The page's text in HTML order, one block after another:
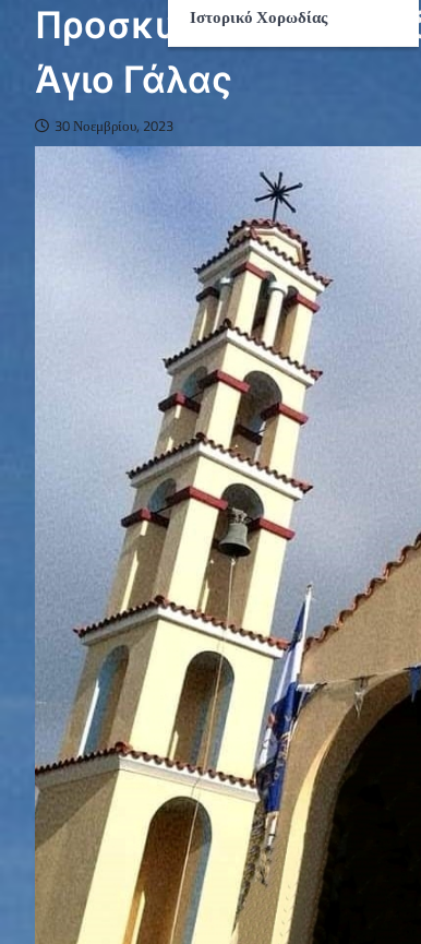
Ιστορικό Χορωδίας
Προσκυνηματική
Άγιο Γάλας
30 Νοεμβρίου, 2023